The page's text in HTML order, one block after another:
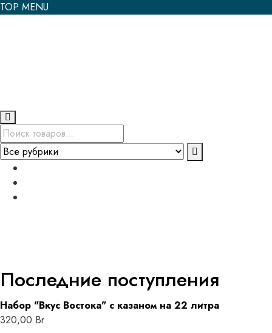
TOP MENU
Последние поступления
Набор "Вкус Востока" с казаном на 22 литра
320,00 Br